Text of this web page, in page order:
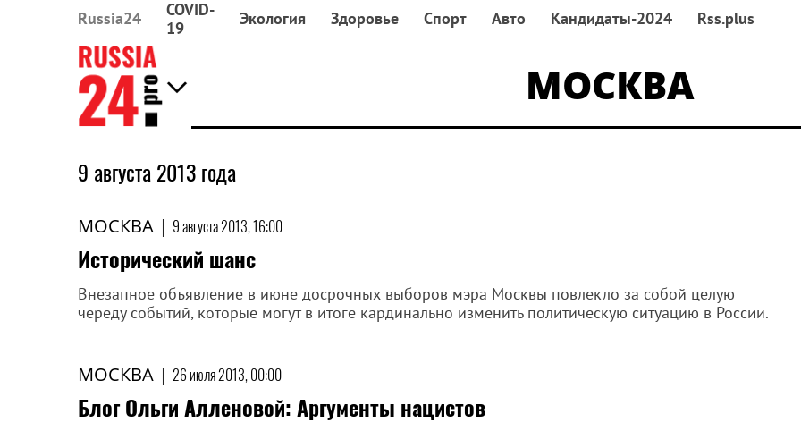
Russia24
COVID-
19
Экология Здоровье Спорт Авто Кандидаты-2024 Rss.plus
МОСКВА
9 августа 2013 года
МОСКВА | 9 августа 2013, 16:00
Исторический шанс
Внезапное объявление в июне досрочных выборов мэра Москвы повлекло за собой целую
череду событий, которые могут в итоге кардинально изменить политическую ситуацию в России.
МОСКВА | 26 июля 2013, 00:00
Блог Ольги Алленовой: Аргументы нацистов